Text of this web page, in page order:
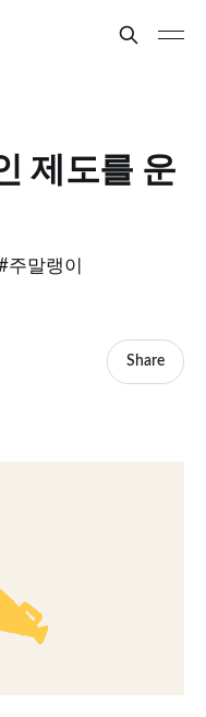
제도를 운
말랭이
Share